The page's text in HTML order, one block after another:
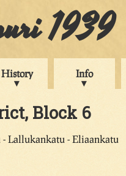
1939
History Info
Block 6
Lallukankatu - Eliaankatu